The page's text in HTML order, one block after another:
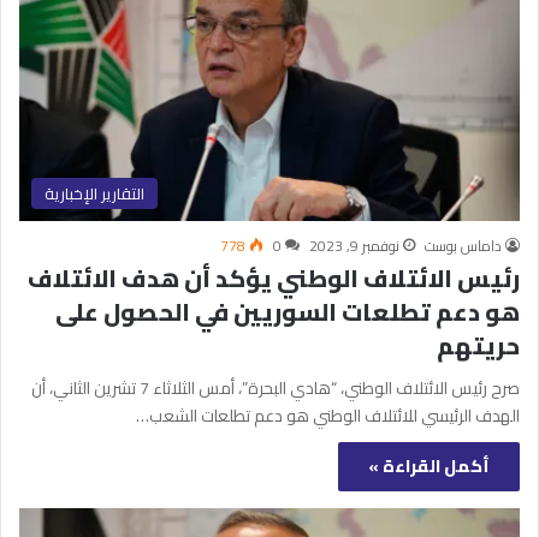
التقارير الإخبارية
داماس بوست نوفمبر 9, 2023 0
778
رئيس الائتلاف الوطني يؤكد أن هدف الائتلاف
هو دعم تطلعات السوريين في الحصول على
حريتهم
صرح رئيس الائتلاف الوطني، “هادي البحرة”، أمس الثلاثاء 7 تشرين الثاني، أن
الهدف الرئيسي للائتلاف الوطني هو دعم تطلعات الشعب…
أكمل القراءة »